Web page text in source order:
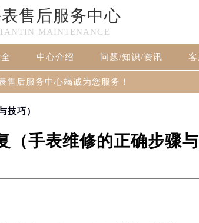
售后服务中心
MAINTENANCE
中心介绍 问题/知识/资讯
售后服务中心竭诚为您服务！
技巧）
（手表维修的正确步骤与